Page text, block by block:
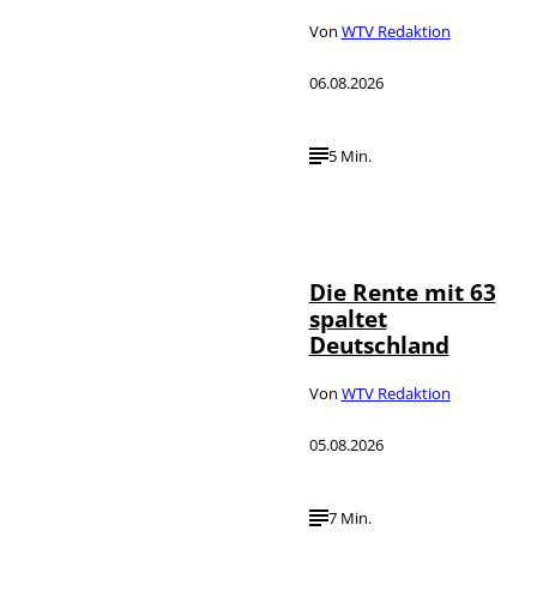
Von WTV Redaktion
06.08.2026
5 Min.
Die Rente mit 63
spaltet
Deutschland
Von WTV Redaktion
05.08.2026
7 Min.